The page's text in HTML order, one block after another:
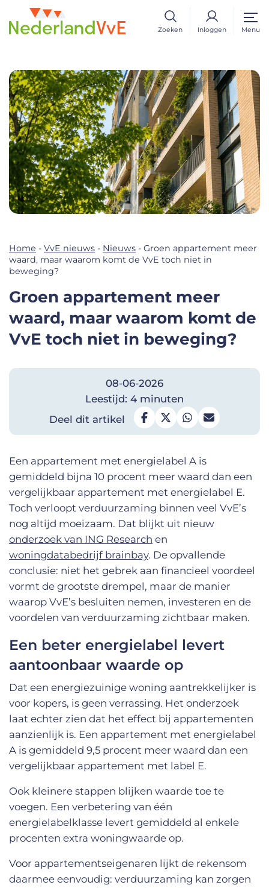
Zoeken Inloggen Menu
Home - VvE nieuws - Nieuws - Groen appartement meer
waard, maar waarom komt de VvE toch niet in
beweging?
Groen appartement meer
waard, maar waarom komt de
VvE toch niet in beweging?
08-06-2026
Leestijd: 4 minuten
Deel dit artikel
Een appartement met energielabel A is
gemiddeld bijna 10 procent meer waard dan een
vergelijkbaar appartement met energielabel E.
Toch verloopt verduurzaming binnen veel VvE’s
nog altijd moeizaam. Dat blijkt uit nieuw
onderzoek van ING Research en
woningdatabedrijf brainbay. De opvallende
conclusie: niet het gebrek aan financieel voordeel
vormt de grootste drempel, maar de manier
waarop VvE’s besluiten nemen, investeren en de
voordelen van verduurzaming zichtbaar maken.
Een beter energielabel levert
aantoonbaar waarde op
Dat een energiezuinige woning aantrekkelijker is
voor kopers, is geen verrassing. Het onderzoek
laat echter zien dat het effect bij appartementen
aanzienlijk is. Een appartement met energielabel
A is gemiddeld 9,5 procent meer waard dan een
vergelijkbaar appartement met label E.
Ook kleinere stappen blijken waarde toe te
voegen. Een verbetering van één
energielabelklasse levert gemiddeld al enkele
procenten extra woningwaarde op.
Voor appartementseigenaren lijkt de rekensom
daarmee eenvoudig: verduurzaming kan zorgen